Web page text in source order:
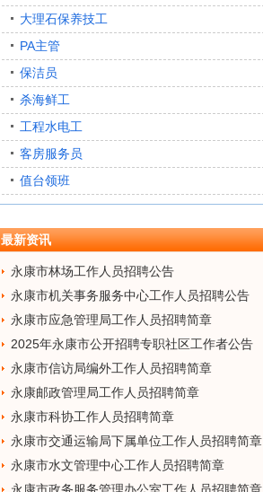
大理石保养技工
PA主管
保洁员
杀海鲜工
工程水电工
客房服务员
值台领班
最新资讯
永康市林场工作人员招聘公告
永康市机关事务服务中心工作人员招聘公告
永康市应急管理局工作人员招聘简章
2025年永康市公开招聘专职社区工作者公告
永康市信访局编外工作人员招聘简章
永康邮政管理局工作人员招聘简章
永康市科协工作人员招聘简章
永康市交通运输局下属单位工作人员招聘简章
永康市水文管理中心工作人员招聘简章